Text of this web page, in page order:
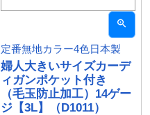
定番無地カラー4色日本製
婦人大きいサイズカーデ
ィガンポケット付き
（毛玉防止加工）14ゲー
ジ【3L】（D1011）